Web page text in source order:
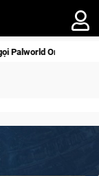
Saga: Cửu Giới Thức